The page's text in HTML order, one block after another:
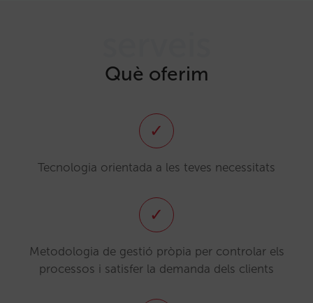
Què oferim
✓
Tecnologia orientada a les teves necessitats
✓
Metodologia de gestió pròpia per controlar els
processos i satisfer la demanda dels clients